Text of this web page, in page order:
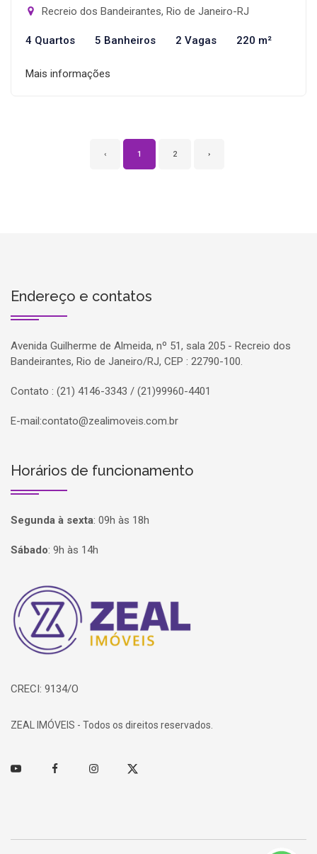
Recreio dos Bandeirantes, Rio de Janeiro-RJ
4 Quartos 5 Banheiros 2 Vagas 220 m²
Mais informações
‹ 1 2 ›
Endereço e contatos
Avenida Guilherme de Almeida, nº 51, sala 205 - Recreio dos
Bandeirantes, Rio de Janeiro/RJ, CEP : 22790-100.
Contato : (21) 4146-3343 / (21)99960-4401
E-mail:contato@zealimoveis.com.br
Horários de funcionamento
Segunda à sexta: 09h às 18h
Sábado: 9h às 14h
Página inicial
CRECI: 9134/O
ZEAL IMÓVEIS - Todos os direitos reservados.
Youtube FacebookInstagramTwitter